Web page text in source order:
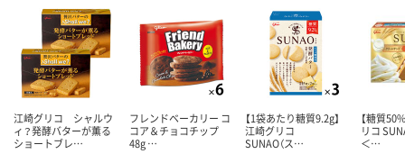
江崎グリコ シャルウ
ィ？発酵バターが薫る
ショートブレ…
フレンドベーカリー コ
コア＆チョコチップ
48g …
【1袋あたり糖質9.2g】
江崎グリコ
SUNAO（ス…
【糖質
リコ
＜…